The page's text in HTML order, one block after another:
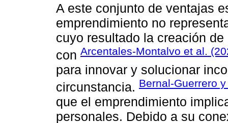
A este conjunto de ventajas
emprendimiento no
cuyo resultado la creación
con Arcentales-Montalvo et al.
para innovar y solucionar
circunstancia. Bernal-Guerrero
que el emprendimiento
personales. Debido a su